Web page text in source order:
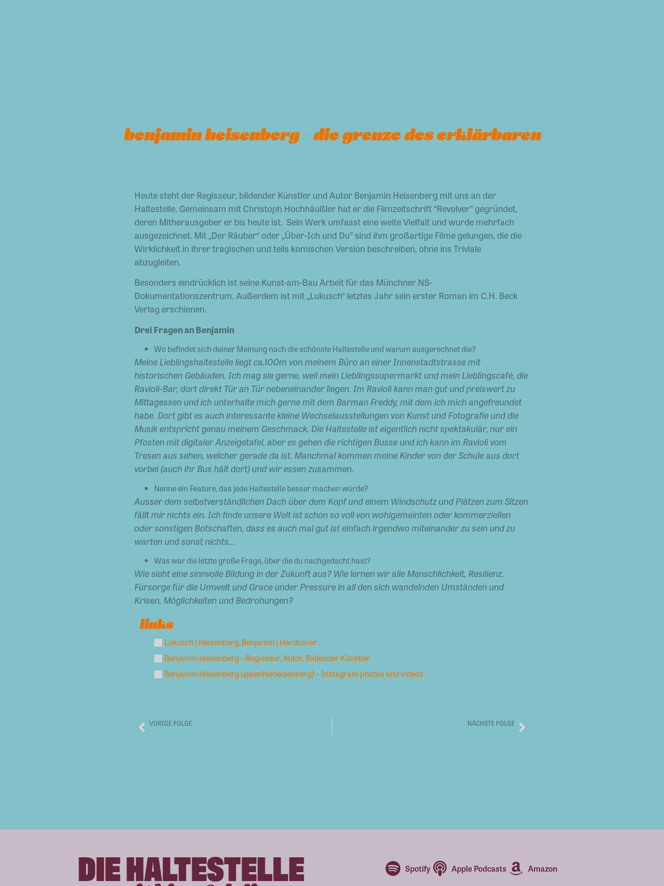
benjamin heisenberg – die grenze des erklärbaren
Heute steht der Regisseur, bildender Künstler und Autor Benjamin Heisenberg mit uns an der
Haltestelle. Gemeinsam mit Christoph Hochhäußler hat er die Filmzeitschrift “Revolver” gegründet,
deren Mitherausgeber er bis heute ist. Sein Werk umfasst eine weite Vielfalt und wurde mehrfach
ausgezeichnet. Mit „Der Räuber“ oder „Über-Ich und Du” sind ihm großartige Filme gelungen, die die
Wirklichkeit in ihrer tragischen und teils komischen Version beschreiben, ohne ins Triviale
abzugleiten.
Besonders eindrücklich ist seine Kunst-am-Bau Arbeit für das Münchner NS-
Dokumentationszentrum. Außerdem ist mit „Lukusch“ letztes Jahr sein erster Roman im C.H. Beck
Verlag erschienen.
Drei Fragen an Benjamin
Wo befindet sich deiner Meinung nach die schönste Haltestelle und warum ausgerechnet die?
Meine Lieblingshaltestelle liegt ca.100m von meinem Büro an einer Innenstadtstrasse mit
historischen Gebäuden. Ich mag sie gerne, weil mein Lieblingssupermarkt und mein Lieblingscafé, die
Ravioli-Bar, dort direkt Tür an Tür nebeneinander liegen. Im Ravioli kann man gut und preiswert zu
Mittagessen und ich unterhalte mich gerne mit dem Barman Freddy, mit dem ich mich angefreundet
habe. Dort gibt es auch interessante kleine Wechselausstellungen von Kunst und Fotografie und die
Musik entspricht genau meinem Geschmack. Die Haltestelle ist eigentlich nicht spektakulär, nur ein
Pfosten mit digitaler Anzeigetafel, aber es gehen die richtigen Busse und ich kann im Ravioli vom
Tresen aus sehen, welcher gerade da ist. Manchmal kommen meine Kinder von der Schule aus dort
vorbei (auch ihr Bus hält dort) und wir essen zusammen.
Nenne ein Feature, das jede Haltestelle besser machen würde?
Ausser dem selbstverständlichen Dach über dem Kopf und einem Windschutz und Plätzen zum Sitzen
fällt mir nichts ein. Ich finde unsere Welt ist schon so voll von wohlgemeinten oder kommerziellen
oder sonstigen Botschaften, dass es auch mal gut ist einfach irgendwo miteinander zu sein und zu
warten und sonst nichts…
Was war die letzte große Frage, über die du nachgedacht hast?
Wie sieht eine sinnvolle Bildung in der Zukunft aus? Wie lernen wir alle Menschlichkeit, Resilienz,
Fürsorge für die Umwelt und Grace under Pressure in all den sich wandelnden Umständen und
Krisen, Möglichkeiten und Bedrohungen?
links
Lukusch | Heisenberg, Benjamin | Hardcover
Benjamin Heisenberg – Regisseur, Autor, Bildender Künstler
Benjamin Heisenberg (@benheiheisenberg) • Instagram photos and videos
VORIGE FOLGE NÄCHSTE FOLGE
DIE HALTESTELLE Spotify Apple Podcasts Amazon